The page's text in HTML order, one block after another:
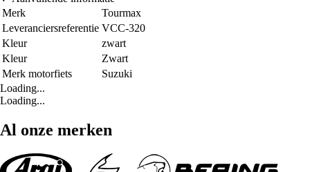
Merk
Tourmax
Leveranciersreferentie VCC-320
Kleur
zwart
Kleur
Zwart
Merk motorfiets
Suzuki
Loading...
Loading...
Al onze merken